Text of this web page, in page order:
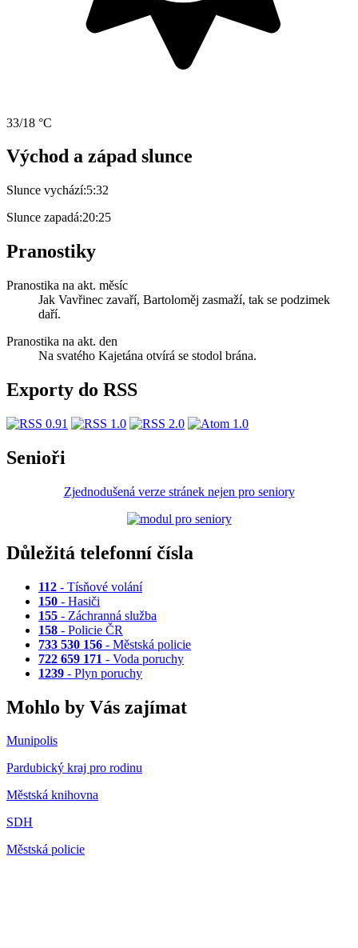
33/18 °C
Východ a západ slunce
Slunce vychází:5:32
Slunce zapadá:20:25
Pranostiky
Pranostika na akt. měsíc
Jak Vavřinec zavaří, Bartoloměj zasmaží, tak se podzimek
daří.
Pranostika na akt. den
Na svatého Kajetána otvírá se stodol brána.
Exporty do RSS
Senioři
Zjednodušená verze stránek nejen pro seniory
Důležitá telefonní čísla
112 - Tísňové volání
150 - Hasiči
155 - Záchranná služba
158 - Policie ČR
733 530 156 - Městská policie
722 659 171 - Voda poruchy
1239 - Plyn poruchy
Mohlo by Vás zajímat
Munipolis
Pardubický kraj pro rodinu
Městská knihovna
SDH
Městská policie